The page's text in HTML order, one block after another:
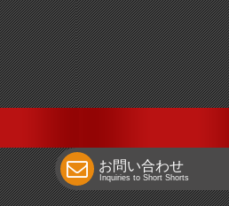
お問い合わせ
Inquiries to Short Shorts